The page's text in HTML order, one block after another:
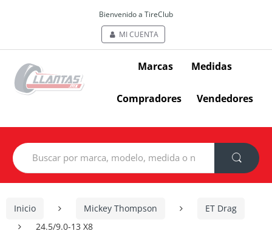
Bienvenido a TireClub
MI CUENTA
Marcas Medidas
Compradores Vendedores
Search
for:
Inicio Mickey Thompson
ET Drag
24.5/9.0-13 X8